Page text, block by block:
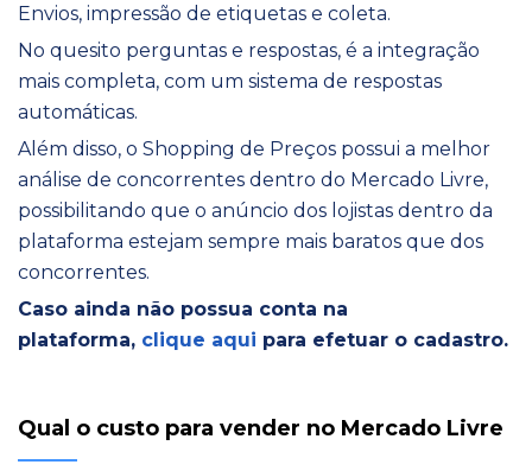
Envios, impressão de etiquetas e coleta.
No quesito perguntas e respostas, é a integração
mais completa, com um sistema de respostas
automáticas.
Além disso, o Shopping de Preços possui a melhor
análise de concorrentes dentro do Mercado Livre,
possibilitando que o anúncio dos lojistas dentro da
plataforma estejam sempre mais baratos que dos
concorrentes.
Caso ainda não possua conta na
plataforma, clique aqui para efetuar o cadastro.
Qual o custo para vender no Mercado Livre